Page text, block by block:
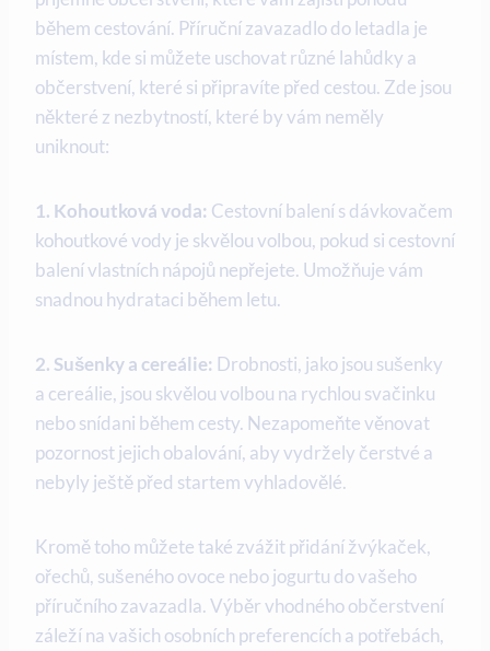
během cestování. Příruční zavazadlo do letadla je
místem, kde si můžete uschovat různé lahůdky a
občerstvení, které si připravíte před cestou. Zde jsou
některé z nezbytností, které by vám neměly
uniknout:
1. Kohoutková voda: Cestovní balení s dávkovačem
kohoutkové vody je skvělou volbou, pokud si cestovní
balení vlastních nápojů nepřejete. Umožňuje vám
snadnou hydrataci během letu.
2. Sušenky a cereálie: Drobnosti, jako jsou sušenky
a cereálie, jsou skvělou volbou na rychlou svačinku
nebo snídani během cesty. Nezapomeňte věnovat
pozornost jejich obalování, aby vydržely čerstvé a
nebyly ještě před startem vyhladovělé.
Kromě toho můžete také zvážit přidání žvýkaček,
ořechů, sušeného ovoce nebo jogurtu do vašeho
příručního zavazadla. Výběr vhodného občerstvení
záleží na vašich osobních preferencích a potřebách,